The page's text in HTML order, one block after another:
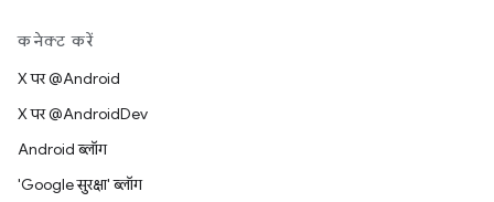
कनेक्ट करें
X पर @Android
X पर @AndroidDev
Android ब्लॉग
'Google सुरक्षा' ब्लॉग